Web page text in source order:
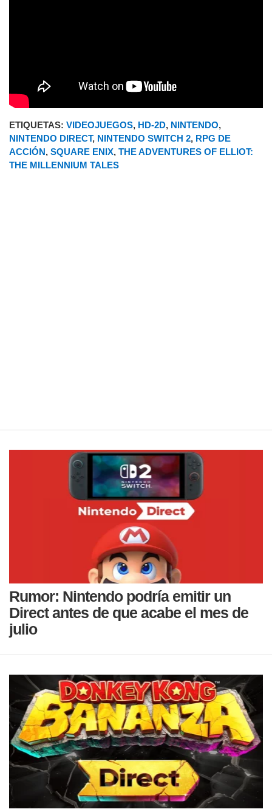
ETIQUETAS: VIDEOJUEGOS, HD-2D, NINTENDO,
NINTENDO DIRECT, NINTENDO SWITCH 2, RPG DE
ACCIÓN, SQUARE ENIX, THE ADVENTURES OF ELLIOT:
THE MILLENNIUM TALES
Rumor: Nintendo podría emitir un
Direct antes de que acabe el mes de
julio